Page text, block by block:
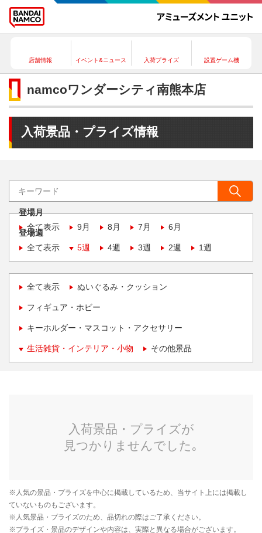
店舗情報 イベント&ニュース 入荷プライズ 設置ゲーム機
namcoワンダーシティ南熊本店
入荷景品・プライズ情報
登場月
全て表示
9月 8月 7月 6月
登場週
全て表示
5週 4週 3週 2週 1週
全て表示 ぬいぐるみ・クッション
フィギュア・ホビー
キーホルダー・マスコット・アクセサリー
生活雑貨・インテリア・小物 その他景品